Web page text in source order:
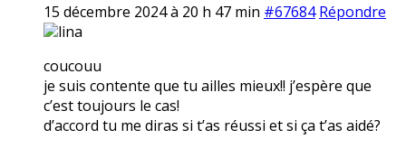
15 décembre 2024 à 20 h 47 min #67684 Répondre
lina
coucouu
je suis contente que tu ailles mieux!! j’espère que
c’est toujours le cas!
d’accord tu me diras si t’as réussi et si ça t’as aidé?